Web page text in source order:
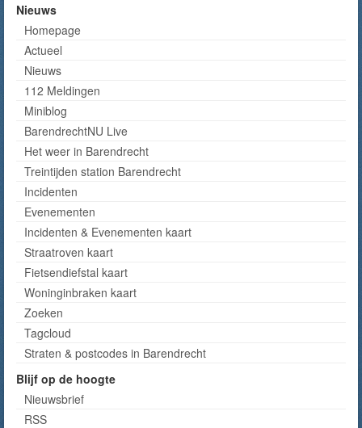
Nieuws
Homepage
Actueel
Nieuws
112 Meldingen
Miniblog
BarendrechtNU Live
Het weer in Barendrecht
Treintijden station Barendrecht
Incidenten
Evenementen
Incidenten & Evenementen kaart
Straatroven kaart
Fietsendiefstal kaart
Woninginbraken kaart
Zoeken
Tagcloud
Straten & postcodes in Barendrecht
Blijf op de hoogte
Nieuwsbrief
RSS